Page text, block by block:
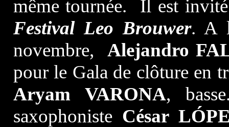
même tournée. Il est
Festival Leo Brouwer. A
novembre, Alejandro
pour le Gala de clôture en
Aryam VARONA,
saxophoniste César